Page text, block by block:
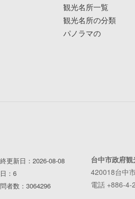
観光名所一覧
観光名所の分類
パノラマの
更新日：2026-08-08
：6
者数：3064296
台中市政府
420018台中
電話 +886-4-